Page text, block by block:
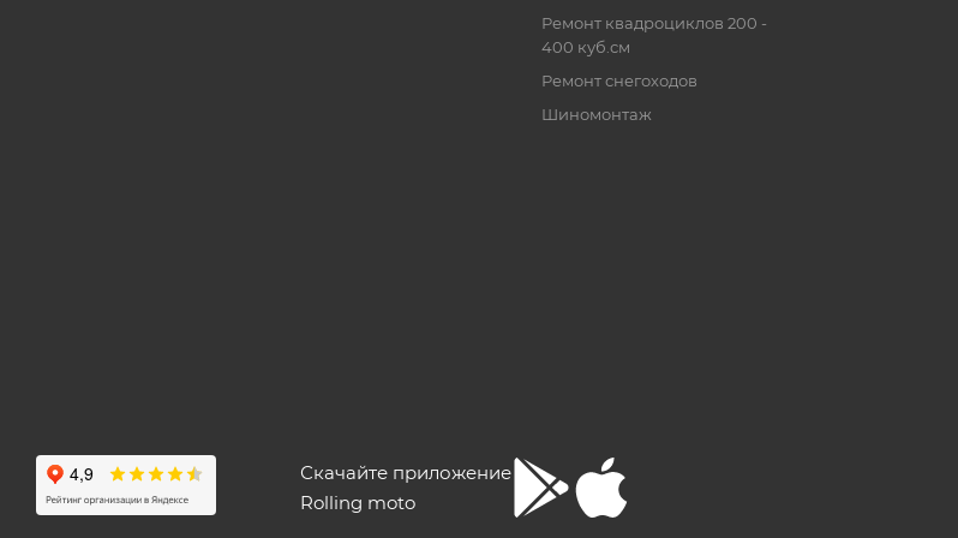
Ремонт квадроциклов 200 -
400 куб.см
Ремонт снегоходов
Шиномонтаж
Скачайте приложение
Rolling moto